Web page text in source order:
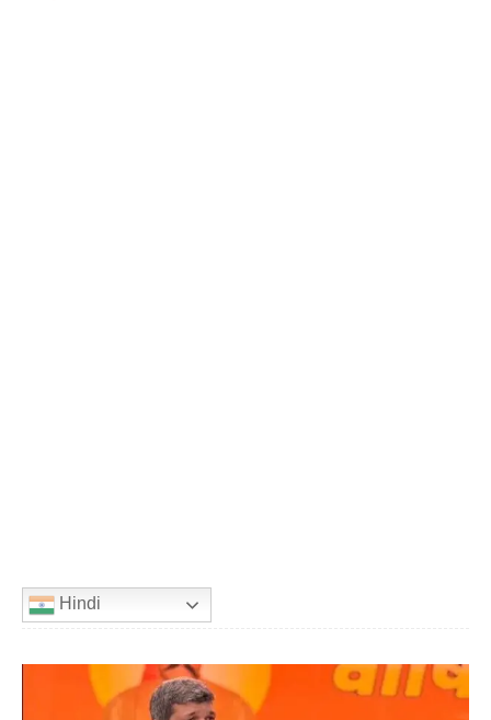
Hindi